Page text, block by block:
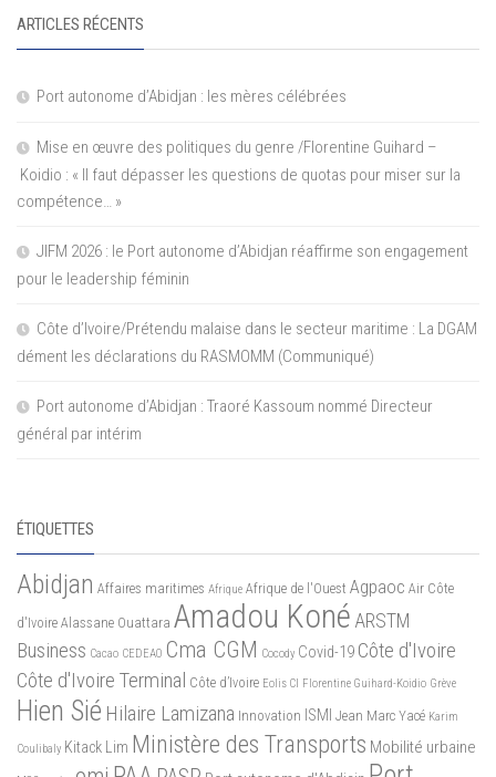
ARTICLES RÉCENTS
Port autonome d’Abidjan : les mères célébrées
Mise en œuvre des politiques du genre /Florentine Guihard –
Koidio : « Il faut dépasser les questions de quotas pour miser sur la
compétence… »
JIFM 2026 : le Port autonome d’Abidjan réaffirme son engagement
pour le leadership féminin
Côte d’Ivoire/Prétendu malaise dans le secteur maritime : La DGAM
dément les déclarations du RASMOMM (Communiqué)
Port autonome d’Abidjan : Traoré Kassoum nommé Directeur
général par intérim
ÉTIQUETTES
Abidjan Affaires maritimes Afrique Afrique de l'Ouest Agpaoc Air Côte
d'Ivoire Alassane Ouattara Amadou Koné ARSTM
Business Cacao CEDEAO Cma CGM Cocody Covid-19 Côte d'Ivoire
Côte d'Ivoire Terminal Côte d’Ivoire Eolis CI Florentine Guihard-Koidio Grève
Hien Sié Hilaire Lamizana Innovation ISMI Jean Marc Yacé Karim
Coulibaly Kitack Lim Ministère des Transports Mobilité urbaine